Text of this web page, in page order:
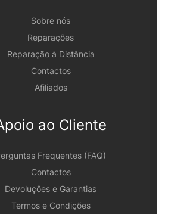
Sobre nós
Reparações
Reparação à Distância
Contactos
Afiliados
ao Cliente
Frequentes (FAQ)
Contactos
Devoluções e Garantias
Termos e Condições